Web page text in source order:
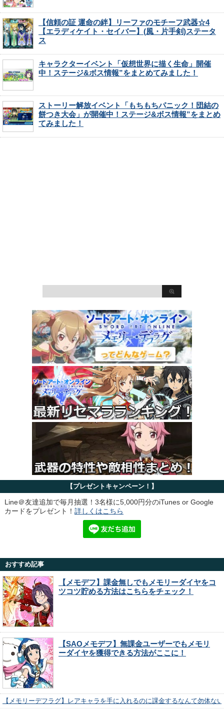
【信頼の証 運命の絆】リーファのモチーフ武器☆4
【エラディケイト・セイバー】(風・片手剣)ステータ
ス
キャラクターイベント「仮想世界に描く生命」開催
中！ステージ&ボス情報”をまとめてみました！
ストーリー解放イベント「もちもちパニック！団結の
餅つき大会」が開催中！ステージ&ボス情報”をまとめ
てみました！
【プレゼントキャンペーン！】
Line＠友達追加で毎月抽選！3名様に5,000円分のiTunes or Google
カードをプレゼント！ 詳しくはこちら
おすすめ記事
【メモデフ】課金無しでもメモリーダイヤをコ
ツコツ貯める方法はこちらをチェック！
【SAOメモデフ】無課金ユーザーでもメモリ
ーダイヤを獲得できる方法がここに！
【メモリーデフラグ】レアキャラを手に入れるのに課金するなんて勿体な